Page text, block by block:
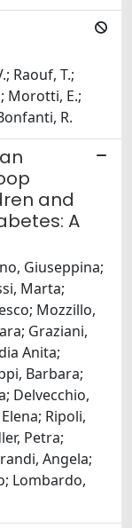
Raouf, T.;
Morotti, E.;
R.
and
A
Giuseppina;
Marta;
Mozzillo,
Graziani,
Anita;
Barbara;
Delvecchio,
Ripoli,
Petra;
Angela;
Lombardo,